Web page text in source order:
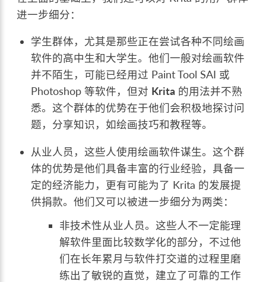
进一步细分：
学生群体，尤其是那些正在尝试各种不同绘画
软件的高中生和大学生。他们一般对绘画软件
并不陌生，可能已经用过 Paint Tool SAI 或
Photoshop 等软件，但对 Krita 的用法并不熟
悉。这个群体的优势在于他们会积极地探讨问
题，分享知识，如绘画技巧和教程等。
从业人员，这些人使用绘画软件谋生。这个群
体的优势是他们具备丰富的行业经验，具备一
定的经济能力，更有可能为了 Krita 的发展提
供捐款。他们又可以被进一步细分为两类：
非技术性从业人员。这些人不一定能理
解软件里面比较数学化的部分，不过他
们在长年累月与软件打交道的过程里磨
练出了敏锐的直觉，建立了可靠的工作